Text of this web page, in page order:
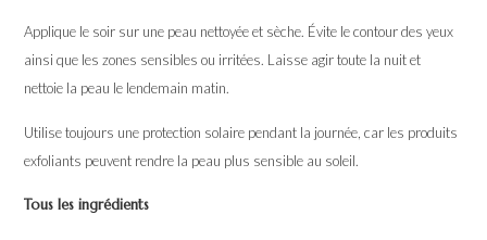
Applique le soir sur une peau nettoyée et sèche. Évite le contour des yeux
ainsi que les zones sensibles ou irritées. Laisse agir toute la nuit et
nettoie la peau le lendemain matin.
Utilise toujours une protection solaire pendant la journée, car les produits
exfoliants peuvent rendre la peau plus sensible au soleil.
Tous les ingrédients